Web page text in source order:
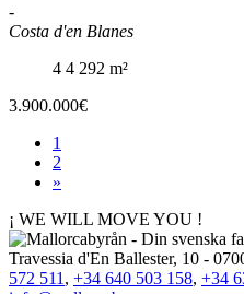
-
Costa d'en Blanes
4 4 292 m²
3.900.000€
1
2
»
¡ WE WILL MOVE YOU !
Travessia d'En Ballester, 10 -
572 511 , +34 640 503 158, +34